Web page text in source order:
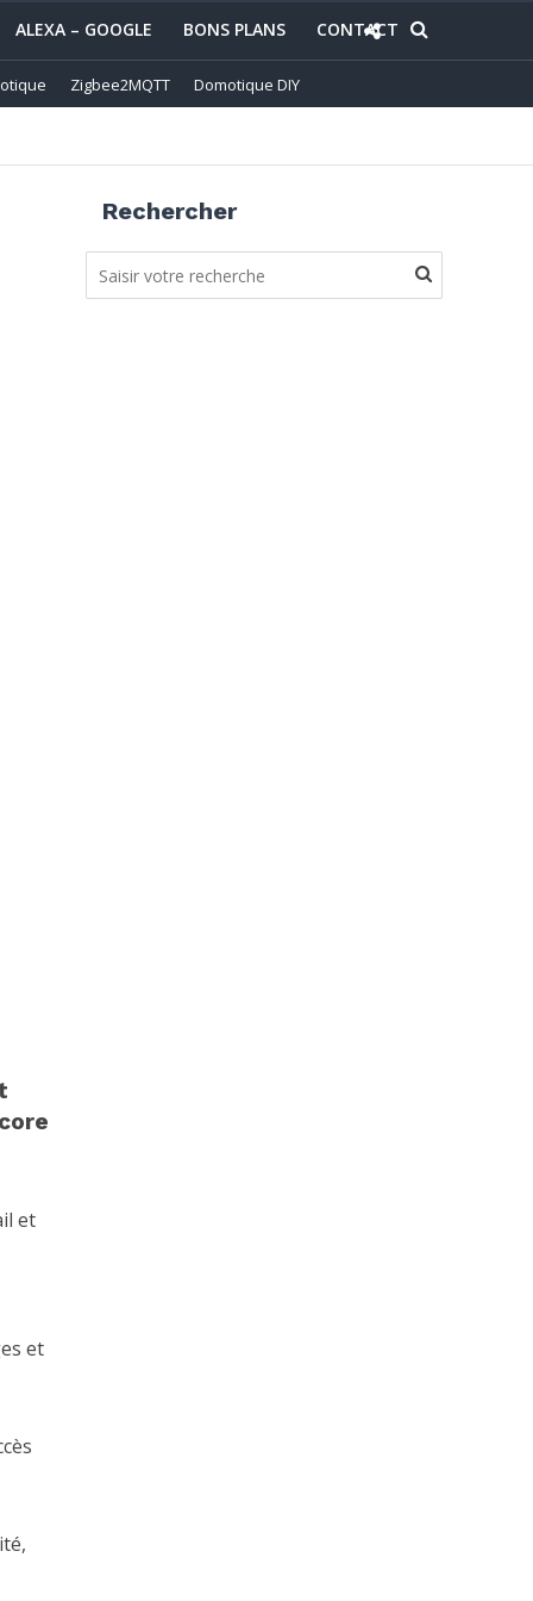
ALEXA – GOOGLE BONS PLANS CONTACT
Zigbee2MQTT Domotique DIY
et
et
Rechercher